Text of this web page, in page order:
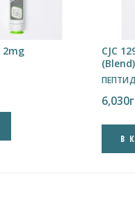
CJC
6,030
В